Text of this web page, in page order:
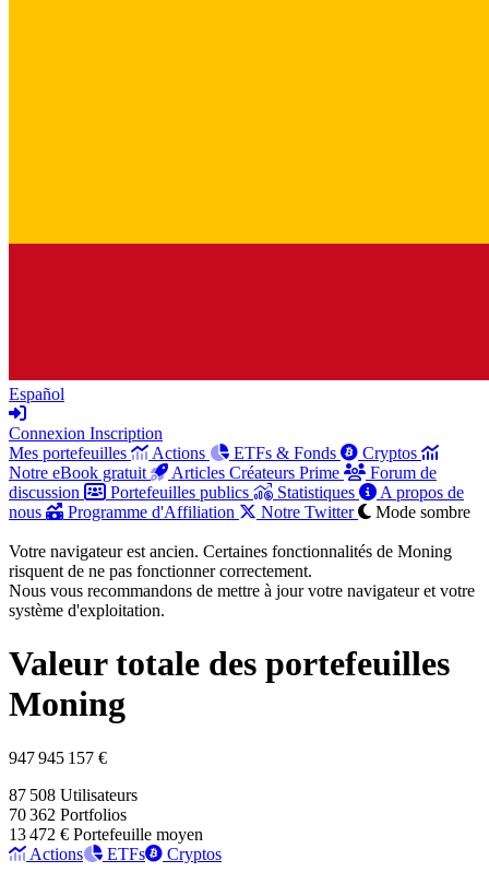
Español
Connexion Inscription
Mes portefeuilles
Actions ETFs & Fonds
Cryptos
Notre eBook gratuit
Articles Créateurs Prime
Forum de
discussion
Portefeuilles publics Statistiques
A propos de
nous
Programme d'Affiliation Notre Twitter Mode sombre
Votre navigateur est ancien. Certaines fonctionnalités de Moning
risquent de ne pas fonctionner correctement.
Nous vous recommandons de mettre à jour votre navigateur et votre
système d'exploitation.
Valeur totale des portefeuilles
Moning
947 945 157 €
87 508 Utilisateurs
70 362 Portfolios
13 472 € Portefeuille moyen
Actions
ETFs Cryptos